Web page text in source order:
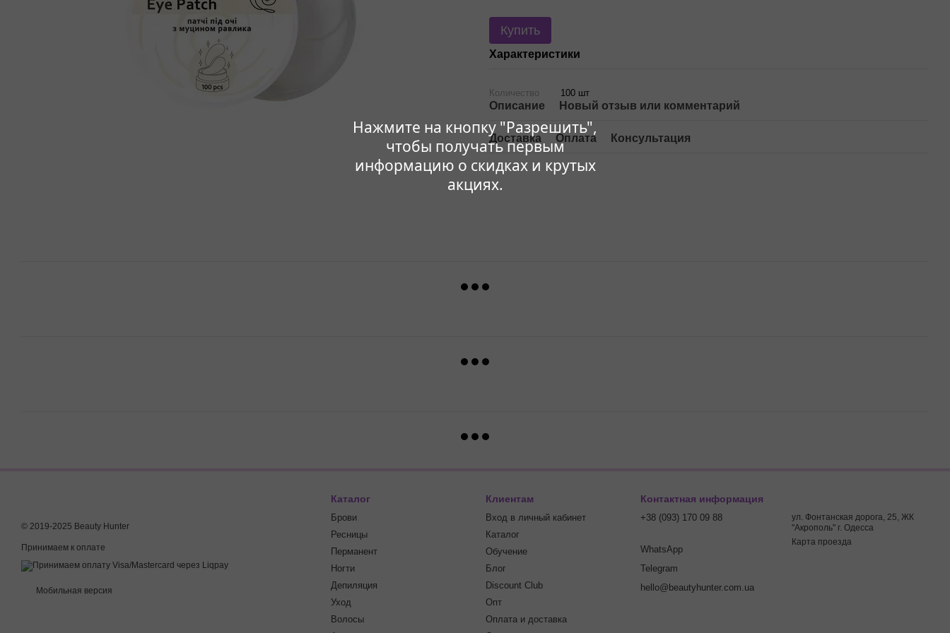
Нажмите на кнопку "Разрешить",
чтобы получать первым
информацию о скидках и крутых
акциях.
Купить
Характеристики
Количество 100 шт
Описание Новый отзыв или комментарий
Доставка Оплата Консультация
© 2019-2025 Beauty Hunter
Принимаем к оплате
Мобильная версия
Каталог
Брови
Ресницы
Перманент
Ногти
Депиляция
Уход
Волосы
Клиентам
Вход в личный кабинет
Каталог
Обучение
Блог
Discount Club
Опт
Оплата и доставка
Контактная информация
+38 (093) 170 09 88
WhatsApp
Telegram
hello@beautyhunter.com.ua
ул. Фонтанская дорога, 25, ЖК
"Акрополь" г. Одесса
Карта проезда